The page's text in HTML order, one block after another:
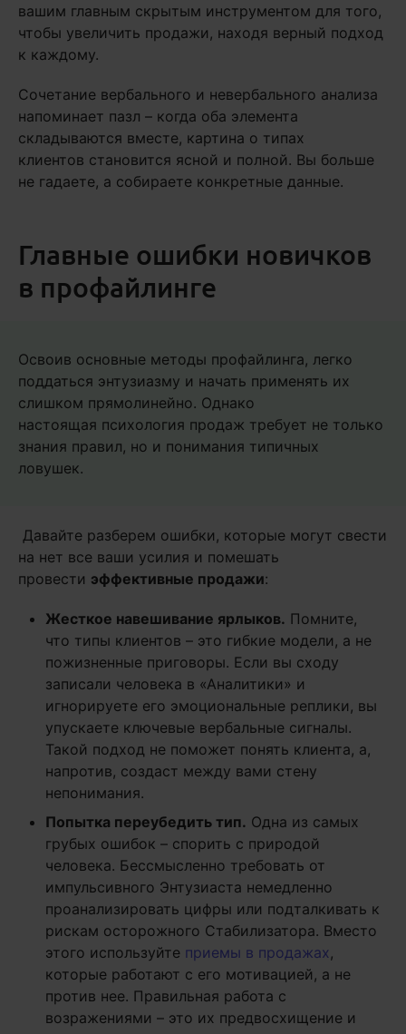
вашим главным скрытым инструментом для того,
чтобы увеличить продажи, находя верный подход
к каждому.
Сочетание вербального и невербального анализа
напоминает пазл – когда оба элемента
складываются вместе, картина о типах
клиентов становится ясной и полной. Вы больше
не гадаете, а собираете конкретные данные.
Главные ошибки новичков
в профайлинге
Освоив основные методы профайлинга, легко
поддаться энтузиазму и начать применять их
слишком прямолинейно. Однако
настоящая психология продаж требует не только
знания правил, но и понимания типичных
ловушек.
Давайте разберем ошибки, которые могут свести
на нет все ваши усилия и помешать
провести эффективные продажи:
Жесткое навешивание ярлыков. Помните,
что типы клиентов – это гибкие модели, а не
пожизненные приговоры. Если вы сходу
записали человека в «Аналитики» и
игнорируете его эмоциональные реплики, вы
упускаете ключевые вербальные сигналы.
Такой подход не поможет понять клиента, а,
напротив, создаст между вами стену
непонимания.
Попытка переубедить тип. Одна из самых
грубых ошибок – спорить с природой
человека. Бессмысленно требовать от
импульсивного Энтузиаста немедленно
проанализировать цифры или подталкивать к
рискам осторожного Стабилизатора. Вместо
этого используйте приемы в продажах,
которые работают с его мотивацией, а не
против нее. Правильная работа с
возражениями – это их предвосхищение и